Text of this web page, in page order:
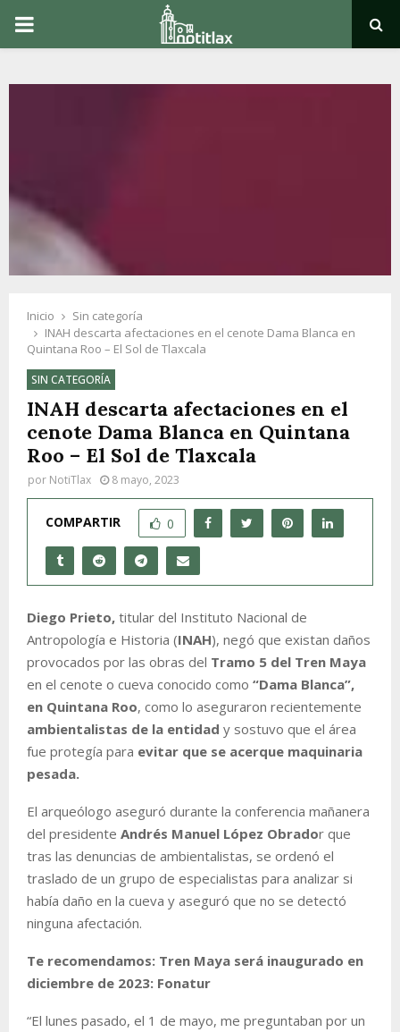
PRIMARY
Inicio
Sin categoría
INAH descarta afectaciones en el cenote Dama Blanca en
Quintana Roo – El Sol de Tlaxcala
SIN CATEGORÍA
INAH descarta afectaciones en el
cenote Dama Blanca en Quintana
Roo – El Sol de Tlaxcala
por NotiTlax 8 mayo, 2023
COMPARTIR 0
Diego Prieto, titular del Instituto Nacional de
Antropología e Historia (INAH), negó que existan daños
provocados por las obras del Tramo 5 del Tren Maya
en el cenote o cueva conocido como “Dama Blanca”,
en Quintana Roo, como lo aseguraron recientemente
ambientalistas de la entidad y sostuvo que el área
fue protegía para evitar que se acerque maquinaria
pesada.
El arqueólogo aseguró durante la conferencia mañanera
del presidente Andrés Manuel López Obrador que
tras las denuncias de ambientalistas, se ordenó el
traslado de un grupo de especialistas para analizar si
había daño en la cueva y aseguró que no se detectó
ninguna afectación.
Te recomendamos: Tren Maya será inaugurado en
diciembre de 2023: Fonatur
“El lunes pasado, el 1 de mayo, me preguntaban por un